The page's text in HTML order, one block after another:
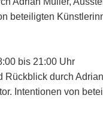
beteiligten
bis 21:00 Uhr
Rückblick durch
Intentionen von